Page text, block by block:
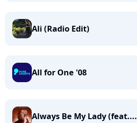
Ali (Radio Edit)
All for One '08
Always Be My Lady (feat....